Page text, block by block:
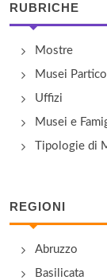
Galleria
RUBRICHE
Mostre
Musei
Uffizi
Musei e
Tipologie di
REGIONI
Abruzzo
Basilicata